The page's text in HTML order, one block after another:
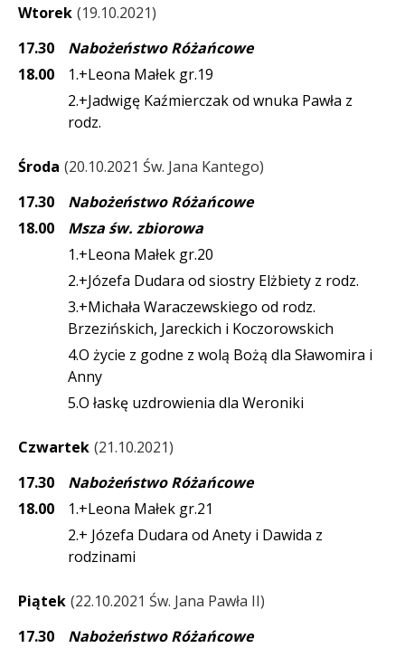
Wtorek 19.10.2021
17.30
Nabożeństwo Różańcowe
18.00
1.+Leona Małek gr.19
2.+Jadwigę Kaźmierczak od wnuka Pawła z
rodz.
Środa 20.10.2021 Św. Jana Kantego
17.30
Nabożeństwo Różańcowe
18.00
Msza św. zbiorowa
1.+Leona Małek gr.20
2.+Józefa Dudara od siostry Elżbiety z rodz.
3.+Michała Waraczewskiego od rodz.
Brzezińskich, Jareckich i Koczorowskich
4.O życie z godne z wolą Bożą dla Sławomira i
Anny
5.O łaskę uzdrowienia dla Weroniki
Czwartek 21.10.2021
17.30
Nabożeństwo Różańcowe
18.00
1.+Leona Małek gr.21
2.+ Józefa Dudara od Anety i Dawida z
rodzinami
Piątek 22.10.2021 Św. Jana Pawła II
17.30
Nabożeństwo Różańcowe